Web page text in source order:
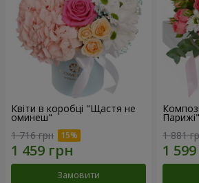
Квіти в коробці "Щастя не
оминеш"
1 716 грн
Замовити
Парижі"
1 881